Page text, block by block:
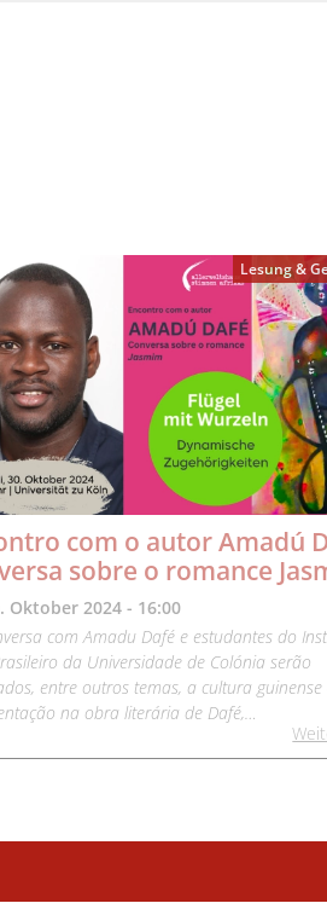
Lesung &
com o autor Amadú
sobre o romance
Oktober 2024 - 16:00
com Amadu Dafé e estudantes do
da Universidade de Colónia serão
entre outros temas, a cultura guinense
na obra literária de Dafé,…